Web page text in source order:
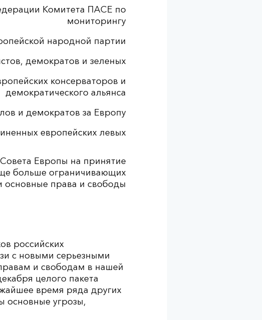
Комитета ПАСЕ по
мониторингу
народной партии
демократов и зеленых
консерваторов и
демократического альянса
и демократов за Европу
европейских левых
Европы на принятие
больше ограничивающих
основные права и свободы
российских
с новыми серьезными
и свободам в нашей
целого пакета
время ряда других
основные угрозы,